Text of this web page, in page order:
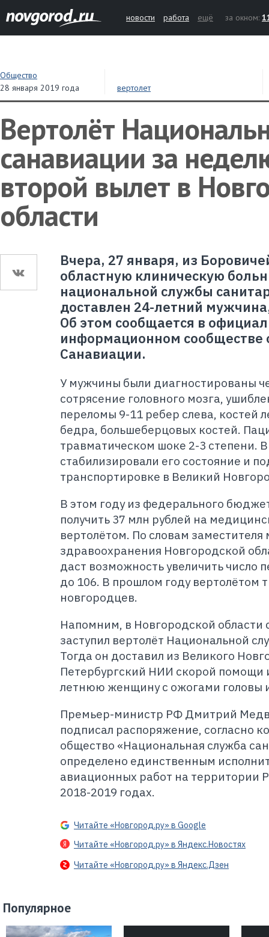
новости работа ещё за окном:
Общество
28 января 2019 года
вертолет
Вертолёт
санавиации за
второй вылет в
области
Вчера, 27 января, из
областную клиническую
национальной службы
доставлен 24-летний
Об этом сообщается в
информационном сообществе
Санавиации.
У мужчины были диагностированы
сотрясение головного мозга,
переломы 9-11 ребер слева, костей
бедра, большеберцовых костей.
травматическом шоке 2-3 степени.
стабилизировали его состояние и
транспортировке в Великий
В этом году из федерального
получить 37 млн рублей на
вертолётом. По словам заместителя
здравоохранения Новгородской
даст возможность увеличить число
до 106. В прошлом году вертолётом
новгородцев.
Напомним, в Новгородской области
заступил вертолёт Национальной
Тогда он доставил из Великого
Петербургский НИИ скорой
летнюю женщину с ожогами головы
Премьер-министр РФ Дмитрий
подписал распоряжение, согласно
общество «Национальная служба
определено единственным
авиационных работ на территории
2018-2019 годах.
Читайте «Новгород.ру» в Google
Читайте «Новгород.ру» в Яндекс.Новостях
Читайте «Новгород.ру» в Яндекс.Дзен
Популярное